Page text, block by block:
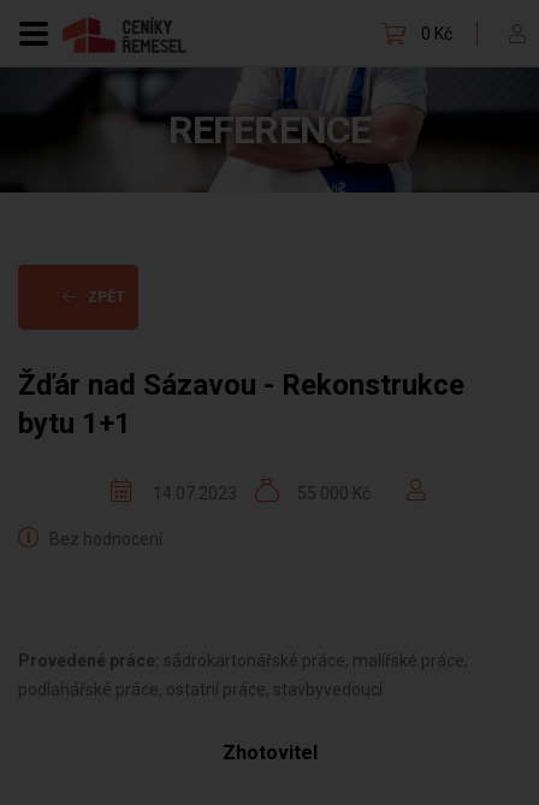
0 Kč
REFERENCE
ZPĚT
Žďár nad Sázavou - Rekonstrukce
bytu 1+1
14.07.2023 55 000 Kč
Bez hodnocení
Provedené práce: sádrokartonářské práce, malířské práce,
podlahářské práce, ostatní práce, stavbyvedoucí
Zhotovitel